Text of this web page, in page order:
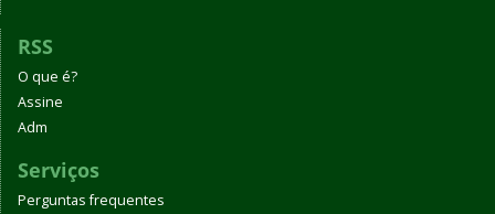
RSS
O que é?
Assine
Adm
Serviços
Perguntas frequentes